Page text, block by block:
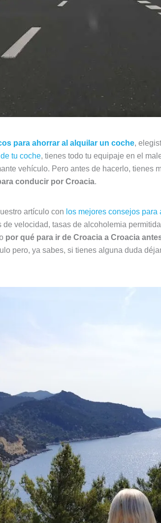
para ahorrar al alquilar un coche,
tu coche, tienes todo tu equipaje en el
vehículo. Pero antes de hacerlo, tienes
conducir por Croacia.
artículo con los mejores consejos
velocidad, tasas de alcoholemia
por qué para ir de Croacia a Croacia
pero, ya sabes, si tienes alguna duda